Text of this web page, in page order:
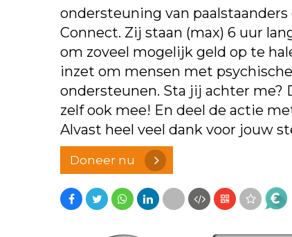
ondersteuning van
Connect. Zij staan (max) 6 uur
om zoveel mogelijk geld op te
inzet om mensen met
ondersteunen. Sta jij achter me?
zelf ook mee! En deel de actie
Alvast heel veel dank voor jouw
Doneer nu